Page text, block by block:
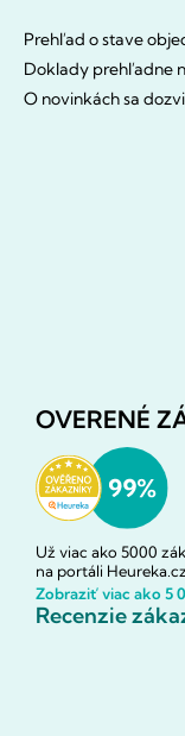
Prehľad o stave
Doklady prehľadne
O novinkách sa
OVERENÉ
Už viac ako 5000
na portáli Heureka.cz.
Zobraziť viac ako 5
Recenzie